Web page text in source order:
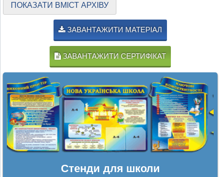
ПОКАЗАТИ ВМІСТ АРХІВУ
ЗАВАНТАЖИТИ МАТЕРІАЛ
ЗАВАНТАЖИТИ СЕРТИФІКАТ
Стенди для школи